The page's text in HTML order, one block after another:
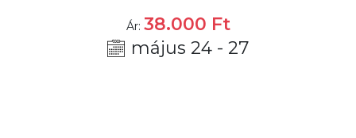
Ár: 38.000 Ft
május 24 - 27